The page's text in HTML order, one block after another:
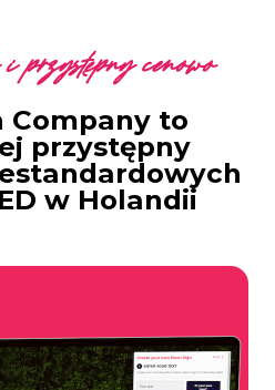
cenowo
Company to
przystępny
w Holandii